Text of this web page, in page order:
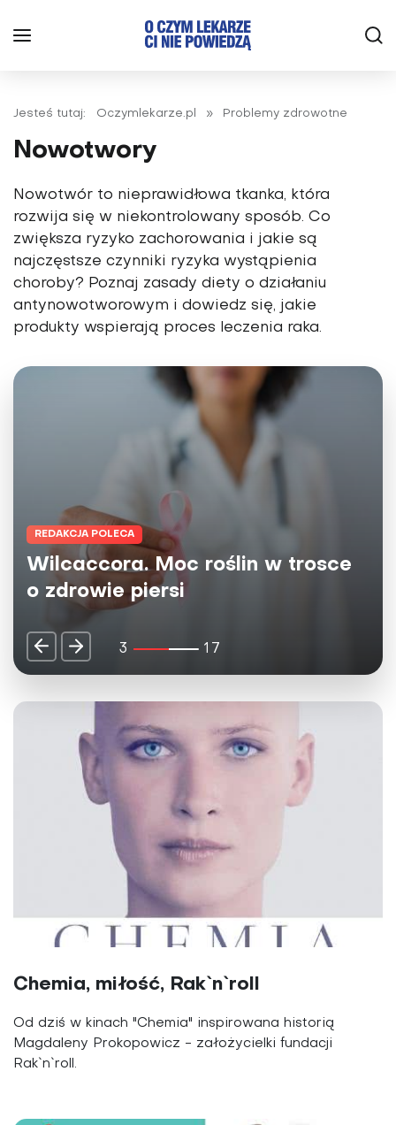
Jesteś tutaj: Oczymlekarze.pl » Problemy zdrowotne
Nowotwory
Nowotwór to nieprawidłowa tkanka, która
rozwija się w niekontrolowany sposób. Co
zwiększa ryzyko zachorowania i jakie są
najczęstsze czynniki ryzyka wystąpienia
choroby? Poznaj zasady diety o działaniu
antynowotworowym i dowiedz się, jakie
produkty wspierają proces leczenia raka.
REDAKCJA POLECA
Herbaty Big-Active - naturalne
źródło dobrej energii dla umysłu i
ciała
4 17
Chemia, miłość, Rak`n`roll
Od dziś w kinach "Chemia" inspirowana historią
Magdaleny Prokopowicz - założycielki fundacji
Rak`n`roll.